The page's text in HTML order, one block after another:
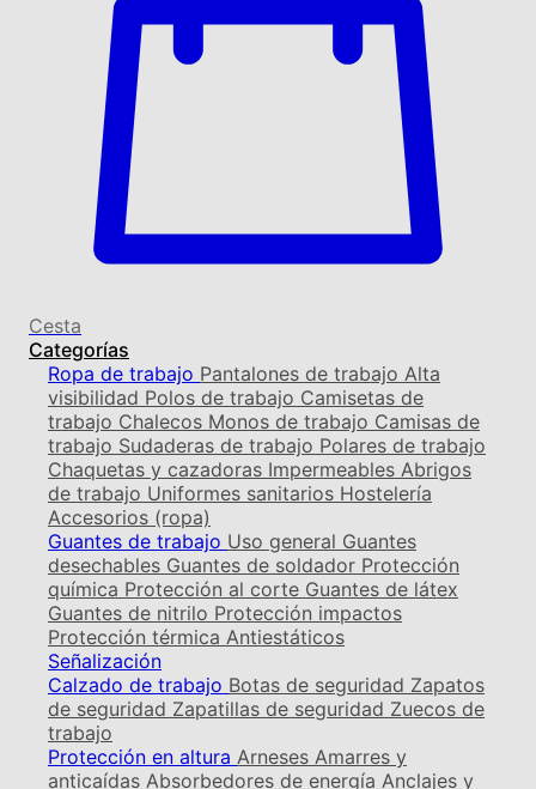
Cesta
Categorías
Ropa de trabajo Pantalones de trabajo Alta
visibilidad Polos de trabajo Camisetas de
trabajo Chalecos Monos de trabajo Camisas de
trabajo Sudaderas de trabajo Polares de trabajo
Chaquetas y cazadoras Impermeables Abrigos
de trabajo Uniformes sanitarios Hostelería
Accesorios (ropa)
Guantes de trabajo Uso general Guantes
desechables Guantes de soldador Protección
química Protección al corte Guantes de látex
Guantes de nitrilo Protección impactos
Protección térmica Antiestáticos
Señalización
Calzado de trabajo Botas de seguridad Zapatos
de seguridad Zapatillas de seguridad Zuecos de
trabajo
Protección en altura Arneses Amarres y
anticaídas Absorbedores de energía Anclajes y